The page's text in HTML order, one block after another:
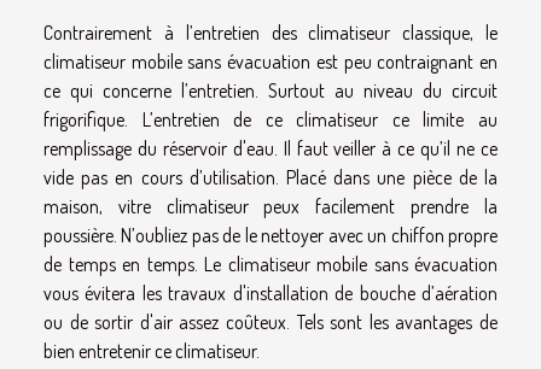
Contrairement à l’entretien des climatiseur classique, le
climatiseur mobile sans évacuation est peu contraignant en
ce qui concerne l’entretien. Surtout au niveau du circuit
frigorifique. L’entretien de ce climatiseur ce limite au
remplissage du réservoir d'eau. Il faut veiller à ce qu’il ne ce
vide pas en cours d’utilisation. Placé dans une pièce de la
maison, vitre climatiseur peux facilement prendre la
poussière. N’oubliez pas de le nettoyer avec un chiffon propre
de temps en temps. Le climatiseur mobile sans évacuation
vous évitera les travaux d'installation de bouche d’aération
ou de sortir d'air assez coûteux. Tels sont les avantages de
bien entretenir ce climatiseur.